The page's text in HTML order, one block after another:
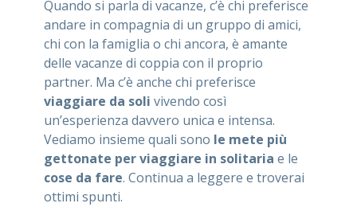
Quando si parla di vacanze, c’è chi preferisce
andare in compagnia di un gruppo di amici,
chi con la famiglia o chi ancora, è amante
delle vacanze di coppia con il proprio
partner. Ma c’è anche chi preferisce
viaggiare da soli vivendo così
un’esperienza davvero unica e intensa.
Vediamo insieme quali sono le mete più
gettonate per viaggiare in solitaria e le
cose da fare. Continua a leggere e troverai
ottimi spunti.